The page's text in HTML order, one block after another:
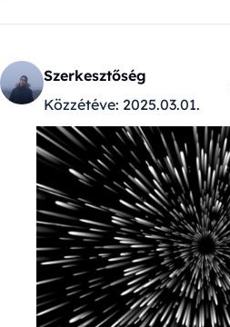
Szerkesztőség
Közzétéve: 2025.03.01.